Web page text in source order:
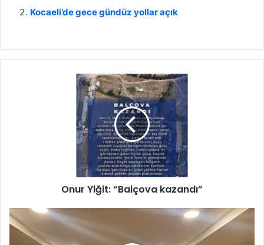
Kocaeli’de gece gündüz yollar açık
B
a
Onur Yiğit: “Balçova kazandı”
Ç
ö